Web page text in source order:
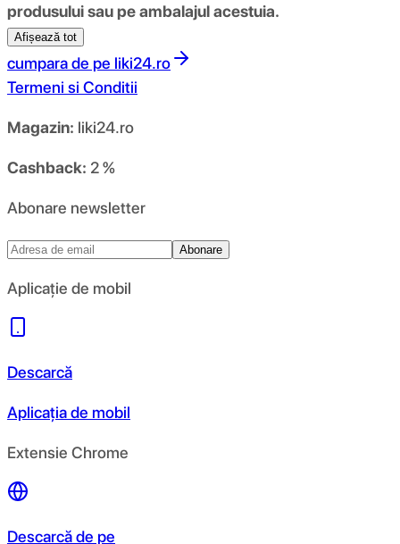
produsului sau pe ambalajul acestuia.
Afișează tot
cumpara de pe liki24.ro
Termeni si Conditii
Magazin: liki24.ro
Cashback: 2 %
Abonare newsletter
Abonare
Aplicație de mobil
Descarcă
Aplicația de mobil
Extensie Chrome
Descarcă de pe